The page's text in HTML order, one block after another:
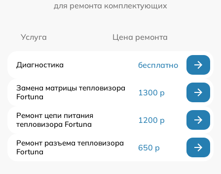
для ремонта комплектующих
Услуга Цена ремонта
Диагностика бесплатно
Замена матрицы тепловизора
Fortuna
1300 р
Ремонт цепи питания
тепловизора Fortuna
1200 р
Ремонт разъема тепловизора
Fortuna
650 р